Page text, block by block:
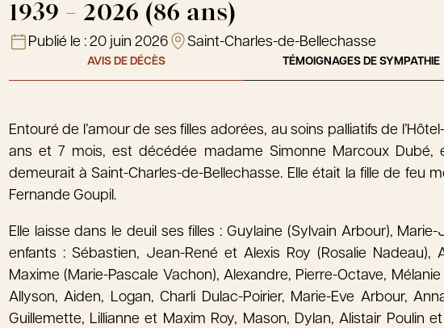
1939 - 2026 (86 ans)
Publié le : 20 juin 2026 Saint-Charles-de-Bellechasse
AVIS DE DÉCÈS TÉMOIGNAGES DE SYMPATHIE
Entouré de l’amour de ses filles adorées, au soins palliatifs de
ans et 7 mois, est décédée madame Simonne Marcoux Dubé,
demeurait à Saint-Charles-de-Bellechasse. Elle était la fille de feu
Fernande Goupil.
Elle laisse dans le deuil ses filles : Guylaine (Sylvain Arbour),
enfants : Sébastien, Jean-René et Alexis Roy (Rosalie Nadeau),
Maxime (Marie-Pascale Vachon), Alexandre, Pierre-Octave,
Allyson, Aiden, Logan, Charli Dulac-Poirier, Marie-Eve Arbour,
Guillemette, Lillianne et Maxim Roy, Mason, Dylan, Alistair Poulin